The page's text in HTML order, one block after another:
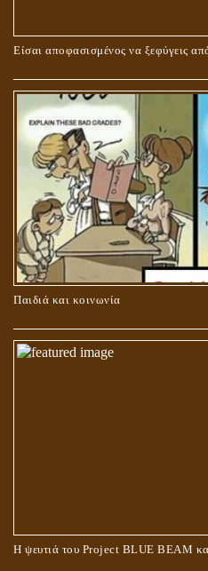
Είσαι αποφασισμένος να ξεφύγεις
Παιδιά και κοινωνία
Η ψευτιά του Project BLUE BEAM
ΚΑΥΣΗ Ή ΤΑΦΗ ΤΩΝ ΝΕΚΡΩΝ?